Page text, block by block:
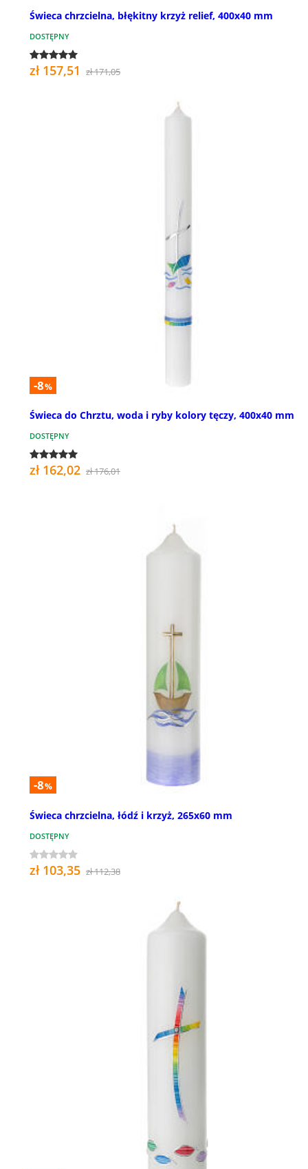
Świeca chrzcielna, błękitny krzyż relief, 400x40 mm
DOSTĘPNY
zł 157,51 zł 171,05
-8%
Świeca do Chrztu, woda i ryby kolory tęczy, 400x40 mm
DOSTĘPNY
zł 162,02 zł 176,01
-8%
Świeca chrzcielna, łódź i krzyż, 265x60 mm
DOSTĘPNY
zł 103,35 zł 112,38